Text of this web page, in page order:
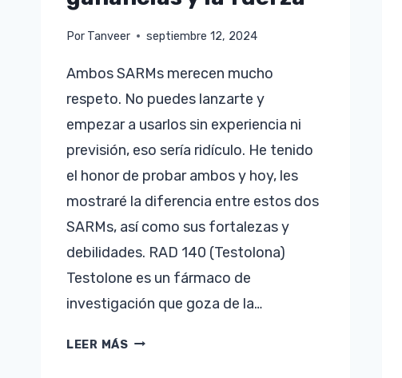
Por Tanveer septiembre 12, 2024
Ambos SARMs merecen mucho
respeto. No puedes lanzarte y
empezar a usarlos sin experiencia ni
previsión, eso sería ridículo. He tenido
el honor de probar ambos y hoy, les
mostraré la diferencia entre estos dos
SARMs, así como sus fortalezas y
debilidades. RAD 140 (Testolona)
Testolone es un fármaco de
investigación que goza de la…
LEER MÁS RAD